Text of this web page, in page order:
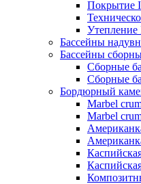
Покрытие
Бассейны
Бассейны
Сборные
Сборные
Бордюрный
Marbel
Marbel